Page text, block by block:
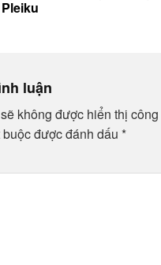
luận
không được hiển thị
được đánh dấu *